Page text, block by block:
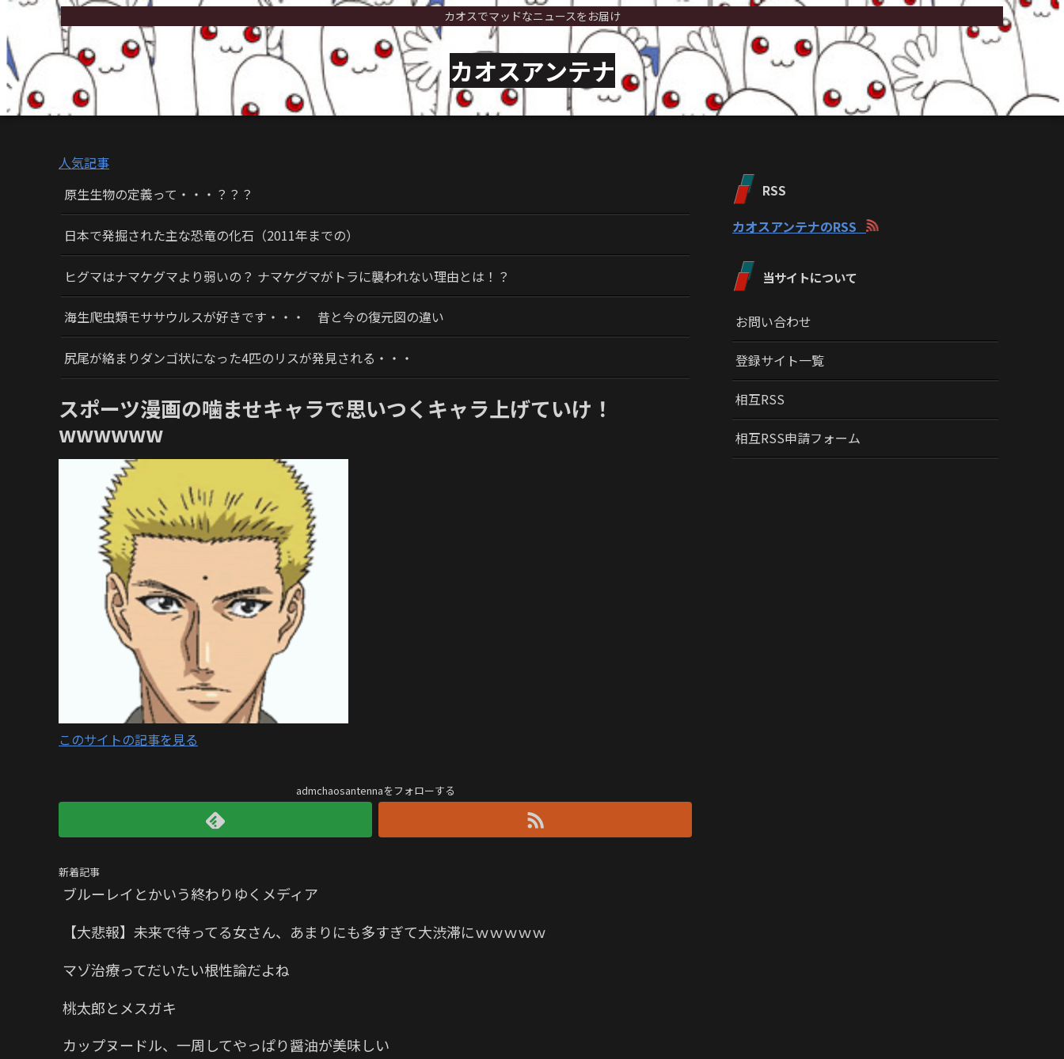
カオスでマッドなニュースをお届け
カオスアンテナ
人気記事
原生生物の定義って・・・？？？
日本で発掘された主な恐竜の化石（2011年までの）
ヒグマはナマケグマより弱いの？ ナマケグマがトラに襲われない理由とは！？
海生爬虫類モササウルスが好きです・・・ 昔と今の復元図の違い
尻尾が絡まりダンゴ状になった4匹のリスが発見される・・・
スポーツ漫画の噛ませキャラで思いつくキャラ上げていけ！
wwwwww
このサイトの記事を見る
admchaosantennaをフォローする
新着記事
ブルーレイとかいう終わりゆくメディア
【大悲報】未来で待ってる女さん、あまりにも多すぎて大渋滞にｗｗｗｗｗ
マゾ治療ってだいたい根性論だよね
桃太郎とメスガキ
カップヌードル、一周してやっぱり醤油が美味しい
RSS
カオスアンテナのRSS
当サイトについて
お問い合わせ
登録サイト一覧
相互RSS
相互RSS申請フォーム